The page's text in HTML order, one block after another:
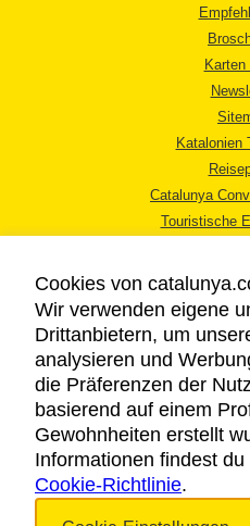
Katalonien
Catalunya
Touristische
Cookies von
Wir verwenden eigene
Drittanbietern, um
analysieren und
die Präferenzen der
basierend auf einem
Gewohnheiten erstellt
Informationen findest
Cookie-Richtlinie.